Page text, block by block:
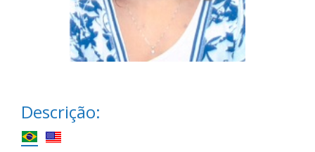
Descrição: